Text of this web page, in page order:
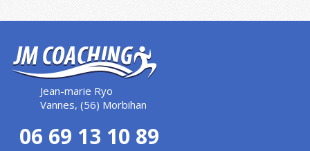
Jean-marie Ryo
Vannes, (56) Morbihan
06 69 13 10 89